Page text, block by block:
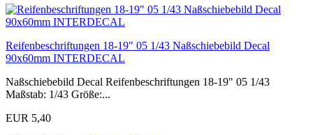
Reifenbeschriftungen 18-19" 05 1/43 Naßschiebebild Decal
90x60mm INTERDECAL
Naßschiebebild Decal Reifenbeschriftungen 18-19" 05 1/43
Maßstab: 1/43 Größe:...
EUR 5,40